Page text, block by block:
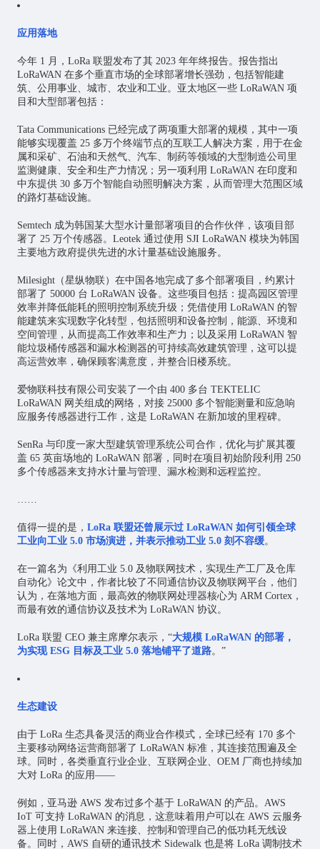
应用落地
今年 1 月，LoRa 联盟发布了其 2023 年年终报告。报告指出
LoRaWAN 在多个垂直市场的全球部署增长强劲，包括智能建
筑、公用事业、城市、农业和工业。亚太地区一些 LoRaWAN 项
目和大型部署包括：
Tata Communications 已经完成了两项重大部署的规模，其中一项
能够实现覆盖 25 多万个终端节点的互联工人解决方案，用于在金
属和采矿、石油和天然气、汽车、制药等领域的大型制造公司里
监测健康、安全和生产力情况；另一项利用 LoRaWAN 在印度和
中东提供 30 多万个智能自动照明解决方案，从而管理大范围区域
的路灯基础设施。
Semtech 成为韩国某大型水计量部署项目的合作伙伴，该项目部
署了 25 万个传感器。Leotek 通过使用 SJI LoRaWAN 模块为韩国
主要地方政府提供先进的水计量基础设施服务。
Milesight（星纵物联）在中国各地完成了多个部署项目，约累计
部署了 50000 台 LoRaWAN 设备。这些项目包括：提高园区管理
效率并降低能耗的照明控制系统升级；凭借使用 LoRaWAN 的智
能建筑来实现数字化转型，包括照明和设备控制，能源、环境和
空间管理，从而提高工作效率和生产力；以及采用 LoRaWAN 智
能垃圾桶传感器和漏水检测器的可持续高效建筑管理，这可以提
高运营效率，确保顾客满意度，并整合旧楼系统。
爱物联科技有限公司安装了一个由 400 多台 TEKTELIC
LoRaWAN 网关组成的网络，对接 25000 多个智能测量和应急响
应服务传感器进行工作，这是 LoRaWAN 在新加坡的里程碑。
SenRa 与印度一家大型建筑管理系统公司合作，优化与扩展其覆
盖 65 英亩场地的 LoRaWAN 部署，同时在项目初始阶段利用 250
多个传感器来支持水计量与管理、漏水检测和远程监控。
……
值得一提的是， LoRa 联盟还曾展示过 LoRaWAN 如何引领全球
工业向工业 5.0 市场演进，并表示推动工业 5.0 刻不容缓。
在一篇名为《利用工业 5.0 及物联网技术，实现生产工厂及仓库
自动化》论文中，作者比较了不同通信协议及物联网平台，他们
认为，在落地方面，最高效的物联网处理器核心为 ARM Cortex，
而最有效的通信协议及技术为 LoRaWAN 协议。
LoRa 联盟 CEO 兼主席摩尔表示，“大规模 LoRaWAN 的部署，
为实现 ESG 目标及工业 5.0 落地铺平了道路。”
生态建设
由于 LoRa 生态具备灵活的商业合作模式，全球已经有 170 多个
主要移动网络运营商部署了 LoRaWAN 标准，其连接范围遍及全
球。同时，各类垂直行业企业、互联网企业、OEM 厂商也持续加
大对 LoRa 的应用——
例如，亚马逊 AWS 发布过多个基于 LoRaWAN 的产品。AWS
IoT 可支持 LoRaWAN 的消息，这意味着用户可以在 AWS 云服务
器上使用 LoRaWAN 来连接、控制和管理自己的低功耗无线设
备。同时，AWS 自研的通讯技术 Sidewalk 也是将 LoRa 调制技术